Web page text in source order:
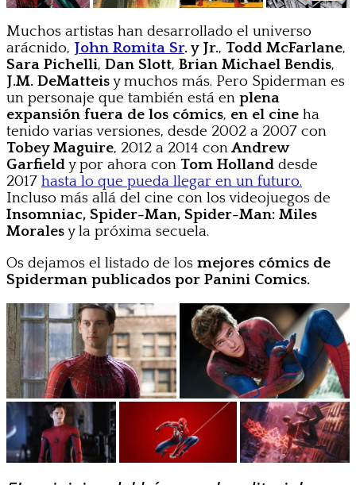
Muchos artistas han desarrollado el universo
arácnido, John Romita Sr. y Jr., Todd McFarlane,
Sara Pichelli, Dan Slott, Brian Michael Bendis,
J.M. DeMatteisy muchos más. Pero Spiderman es
un personaje que también está en plena
expansión fuera de los cómics, en el cine ha
tenido varias versiones, desde 2002 a 2007 con
Tobey Maguire, 2012 a 2014 conAndrew
Garfieldy por ahora con Tom Holland desde
2017 hasta lo que pueda llegar en un futuro.
Incluso más allá del cine con los videojuegos de
Insomniac, Spider-Man, Spider-Man: Miles
Moralesy la próxima secuela.
Os dejamos el listado de los mejores cómics de
Spiderman publicados por Panini Comics.